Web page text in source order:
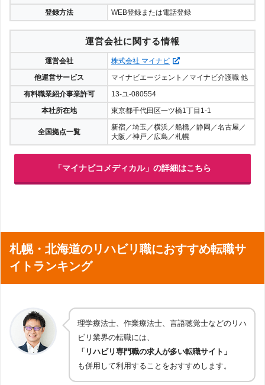
登録方法 WEB登録または電話登録
運営会社に関する情報
運営会社
株式会社 マイナビ
他運営サービス
マイナビエージェント／マイナビ介護職 他
有料職業紹介事業許可
13-ユ-080554
本社所在地
東京都千代田区一ツ橋1丁目1-1
全国拠点一覧
新宿／埼玉／横浜／船橋／静岡／名古屋／
大阪／神戸／広島／札幌
「マイナビコメディカル」の詳細はこちら
札幌・北海道のリハビリ職におすすめ転職サ
イトランキング
理学療法士、作業療法士、言語聴覚士などのリハ
ビリ業界の転職には、
「リハビリ専門職の求人が多い転職サイト」
も併用して利用することをおすすめします。